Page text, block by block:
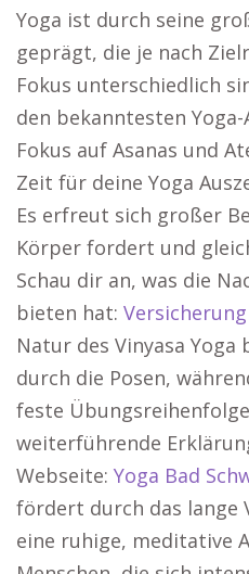
Yoga ist durch seine
geprägt, die je nach
Fokus unterschiedlich
den bekanntesten
Fokus auf Asanas und
Zeit für deine Yoga
Es erfreut sich großer
Körper fordert und
Schau dir an, was die
bieten hat:
Natur des Vinyasa
durch die Posen,
feste
weiterführende
Webseite: Yoga Bad
fördert durch das lange
eine ruhige, meditative